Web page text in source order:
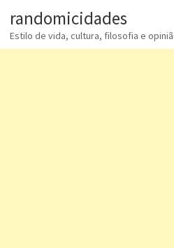
randomicidades
Estilo de vida, cultura, filosofia e